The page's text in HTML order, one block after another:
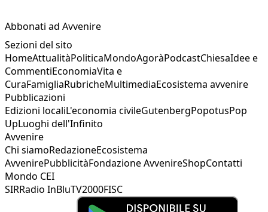
Abbonati ad Avvenire
Sezioni del sito
HomeAttualitàPoliticaMondoAgoràPodcastChiesaIdee e
CommentiEconomiaVita e
CuraFamigliaRubricheMultimediaEcosistema avvenire
Pubblicazioni
Edizioni localiL'economia civileGutenbergPopotusPop
UpLuoghi dell'Infinito
Avvenire
Chi siamoRedazioneEcosistema
AvvenirePubblicitàFondazione AvvenireShopContatti
Mondo CEI
SIRRadio InBluTV2000FISC